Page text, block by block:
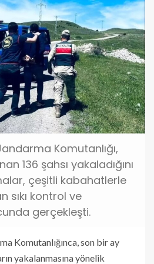
Komutanlığı,
136 şahsı yakaladığını
çeşitli kabahatlerle
sıkı kontrol ve
gerçekleşti.
Komutanlığınca, son bir ay
yakalanmasına yönelik